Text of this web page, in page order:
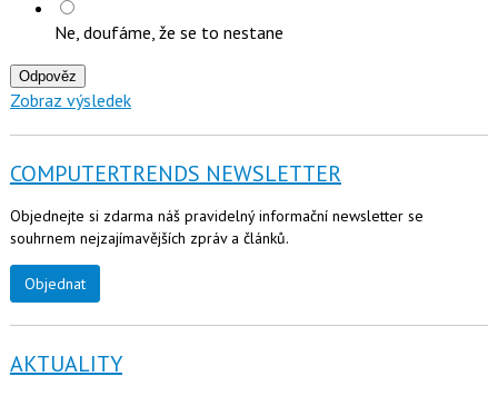
Ne, doufáme, že se to nestane
Odpověz
Zobraz výsledek
COMPUTERTRENDS NEWSLETTER
Objednejte si zdarma náš pravidelný informační newsletter se
souhrnem nejzajímavějších zpráv a článků.
Objednat
AKTUALITY